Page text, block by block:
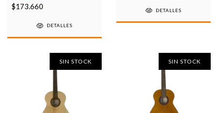
$173.660
DETALLES
DETALLES
SIN STOCK SIN STOCK